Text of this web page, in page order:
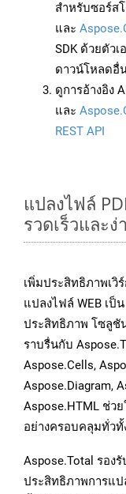
สำหรับซอร์ส
และ
SDK ด้วยตัวเ
ดาวน์โหลดอื่
ดูการอ้างอิง
และ
REST API
แปลงไฟล์
รวดเร็วและง่
เพิ่มประสิทธิภาพเวิ
แปลงไฟล์ WEB เป็
ประสิทธิภาพ โซลูชั
ราบรื่นกับ
Aspose.Cells,
Aspose.Diagram,
Aspose.HTML ช่ว
อย่างครอบคลุมทั่ว
Aspose.Total รอง
ประสิทธิภาพการแ